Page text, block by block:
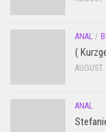
ANAL /
(
AUGUST
ANAL